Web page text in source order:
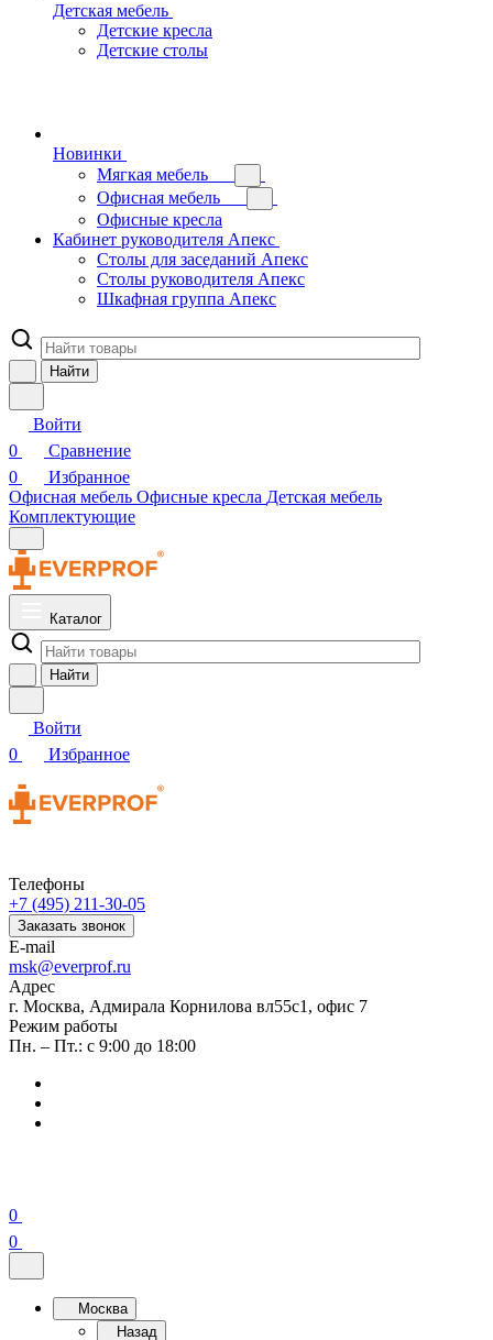
Детская мебель
Детские кресла
Детские столы
Новинки
Мягкая мебель
Офисная мебель
Офисные кресла
Кабинет руководителя Апекс
Столы для заседаний Апекс
Столы руководителя Апекс
Шкафная группа Апекс
Найти
Войти
0
Сравнение
0
Избранное
Офисная мебель Офисные кресла Детская мебель
Комплектующие
Каталог
Найти
Войти
0
Избранное
Телефоны
+7 (495) 211-30-05
Заказать звонок
E-mail
msk@everprof.ru
Адрес
г. Москва, Адмирала Корнилова вл55с1, офис 7
Режим работы
Пн. – Пт.: с 9:00 до 18:00
0
0
Москва
Назад